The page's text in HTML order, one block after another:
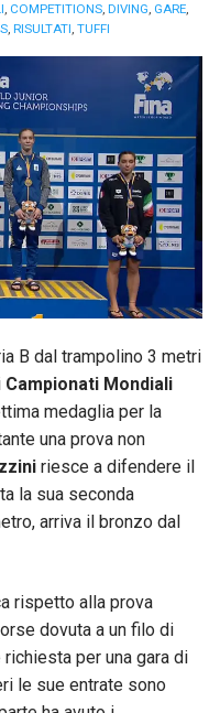
, COMPETITIONS, DIVING, GARE,
, RISULTATI, TUFFI
B dal trampolino 3 metri
Campionati Mondiali
medaglia per la
una prova non
riesce a difendere il
la sua seconda
arriva il bronzo dal
rispetto alla prova
dovuta a un filo di
per una gara di
le sue entrate sono